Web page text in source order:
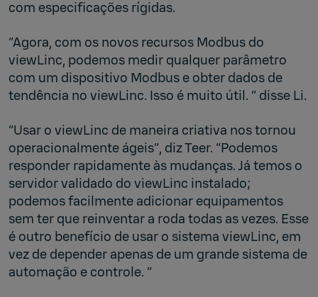
com especificações rígidas.
“Agora, com os novos recursos Modbus do
viewLinc, podemos medir qualquer parâmetro
com um dispositivo Modbus e obter dados de
tendência no viewLinc. Isso é muito útil. ” disse Li.
“Usar o viewLinc de maneira criativa nos tornou
operacionalmente ágeis”, diz Teer. “Podemos
responder rapidamente às mudanças. Já temos o
servidor validado do viewLinc instalado;
podemos facilmente adicionar equipamentos
sem ter que reinventar a roda todas as vezes. Esse
é outro benefício de usar o sistema viewLinc, em
vez de depender apenas de um grande sistema de
automação e controle. ”